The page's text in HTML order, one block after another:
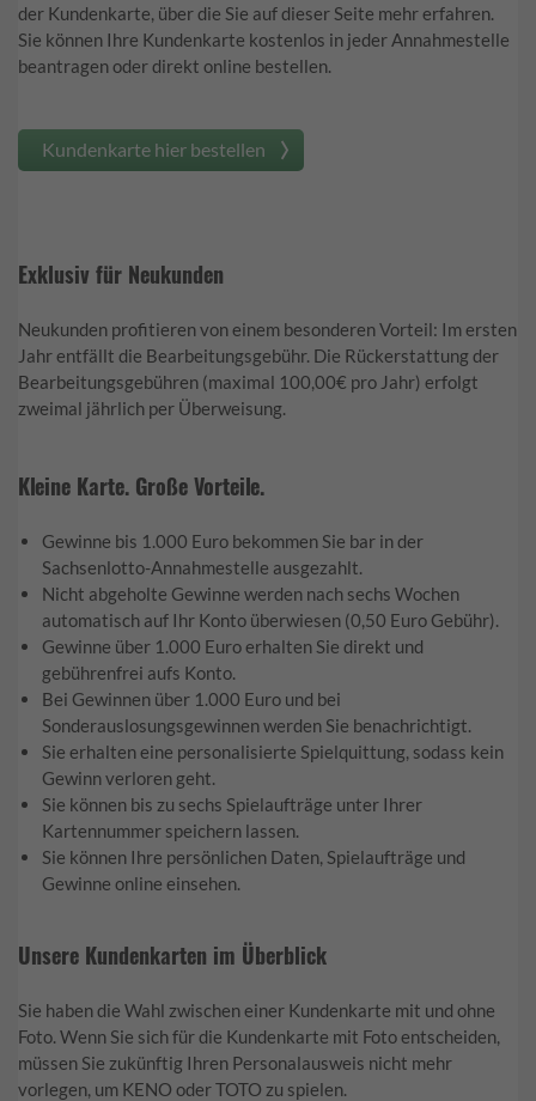
der Kundenkarte, über die Sie auf dieser Seite mehr erfahren.
Sie können Ihre Kundenkarte kostenlos in jeder Annahmestelle
beantragen oder direkt online bestellen.
Kundenkarte hier bestellen
Exklusiv für Neukunden
Neukunden profitieren von einem besonderen Vorteil: Im ersten
Jahr entfällt die Bearbeitungsgebühr. Die Rückerstattung der
Bearbeitungsgebühren (maximal 100,00€ pro Jahr) erfolgt
zweimal jährlich per Überweisung.
Kleine Karte. Große Vorteile.
Gewinne bis 1.000 Euro bekommen Sie bar in der
Sachsenlotto-Annahmestelle ausgezahlt.
Nicht abgeholte Gewinne werden nach sechs Wochen
automatisch auf Ihr Konto überwiesen (0,50 Euro Gebühr).
Gewinne über 1.000 Euro erhalten Sie direkt und
gebührenfrei aufs Konto.
Bei Gewinnen über 1.000 Euro und bei
Sonderauslosungsgewinnen werden Sie benachrichtigt.
Sie erhalten eine personalisierte Spielquittung, sodass kein
Gewinn verloren geht.
Sie können bis zu sechs Spielaufträge unter Ihrer
Kartennummer speichern lassen.
Sie können Ihre persönlichen Daten, Spielaufträge und
Gewinne online einsehen.
Unsere Kundenkarten im Überblick
Sie haben die Wahl zwischen einer Kundenkarte mit und ohne
Foto. Wenn Sie sich für die Kundenkarte mit Foto entscheiden,
müssen Sie zukünftig Ihren Personalausweis nicht mehr
vorlegen, um KENO oder TOTO zu spielen.